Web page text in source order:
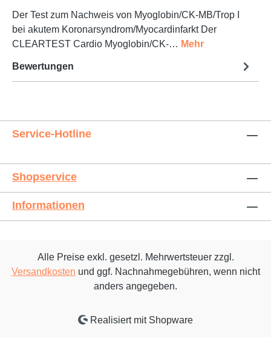
Der Test zum Nachweis von Myoglobin/CK-MB/Trop I
bei akutem Koronarsyndrom/Myocardinfarkt Der
CLEARTEST Cardio Myoglobin/CK-… Mehr
Bewertungen
Service-Hotline
Shopservice
Informationen
Alle Preise exkl. gesetzl. Mehrwertsteuer zzgl.
Versandkosten und ggf. Nachnahmegebühren, wenn nicht
anders angegeben.
Realisiert mit Shopware